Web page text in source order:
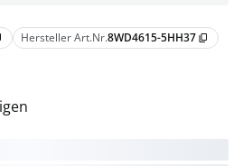
Hersteller Art.Nr.8WD4615-5HH37 content_copy